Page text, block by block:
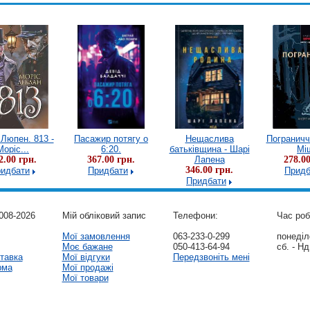
813 -
грн.
Пасажир потягу о
6:20.
367.00 грн.
Придбати
Нещаслива
батьківщина - Шарі
Лапена
346.00 грн.
Придбати
2026
Мій обліковий запис
Мої замовлення
Моє бажане
Мої відгуки
Мої продажі
Мої товари
Телефони:
063-233-0-299
050-413-64-94
Передзвоніть мені
Час
сб. -